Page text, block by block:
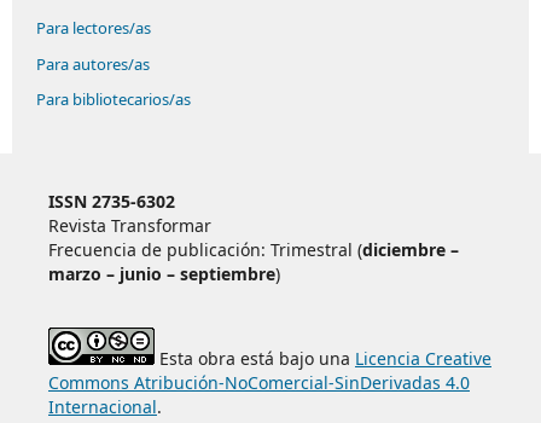
Para lectores/as
Para autores/as
Para bibliotecarios/as
ISSN 2735-6302
Revista Transformar
Frecuencia de publicación: Trimestral (diciembre –
marzo – junio – septiembre)
Esta obra está bajo una Licencia Creative
Commons Atribución-NoComercial-SinDerivadas 4.0
Internacional.